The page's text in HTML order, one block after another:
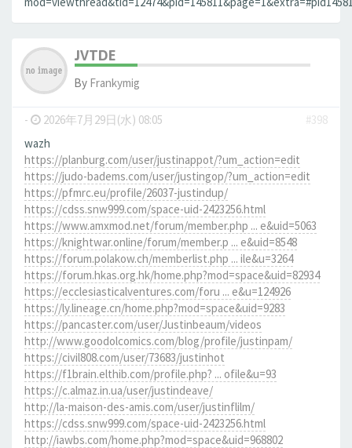
JVTDE
By Frankymig
- 2026年7月29日(水) 08:05
#398
wazh
https://planburg.com/user/justinappot/?um_action=edit
https://judo-badems.com/user/justingop/?um_action=edit
https://pfmrc.eu/profile/26037-justindup/
https://cdss.snw999.com/space-uid-2423256.html
https://www.amxmod.net/forum/member.php ... e&uid=5063
https://knightwar.online/forum/member.p ... e&uid=8548
https://forum.polakow.ch/memberlist.php ... ile&u=3264
https://forum.hkas.org.hk/home.php?mod=space&uid=82934
https://ecclesiasticalventures.com/foru ... e&u=124926
https://ly.lineage.cn/home.php?mod=space&uid=9283
https://pancaster.com/user/Justinbeaum/videos
http://www.goodolcomics.com/blog/profile/justinpam/
https://civil808.com/user/73683/justinhot
https://f1brain.elthib.com/profile.php? ... ofile&u=93
https://c.almaz.in.ua/user/justindeave/
http://la-maison-des-amis.com/user/justinflilm/
https://cdss.snw999.com/space-uid-2423256.html
http://iawbs.com/home.php?mod=space&uid=968802